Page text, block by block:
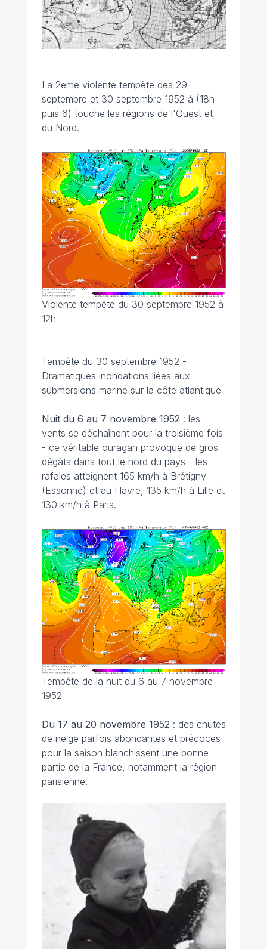
La 2eme violente tempête des 29
septembre et 30 septembre 1952 à (18h
puis 6) touche les régions de l'Ouest et
du Nord.
Violente tempête du 30 septembre 1952 à
12h
Tempête du 30 septembre 1952 -
Dramatiques inondations liées aux
submersions marine sur la côte atlantique
Nuit du 6 au 7 novembre 1952 : les
vents se déchaînent pour la troisième fois
- ce véritable ouragan provoque de gros
dégâts dans tout le nord du pays - les
rafales atteignent 165 km/h à Brétigny
(Essonne) et au Havre, 135 km/h à Lille et
130 km/h à Paris.
Tempête de la nuit du 6 au 7 novembre
1952
Du 17 au 20 novembre 1952 : des chutes
de neige parfois abondantes et précoces
pour la saison blanchissent une bonne
partie de la France, notamment la région
parisienne.